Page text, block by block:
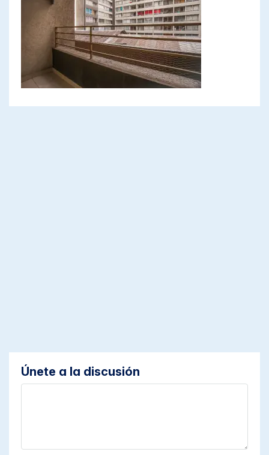
Únete a la discusión